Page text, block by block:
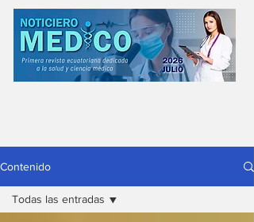
Contenido
Todas las entradas